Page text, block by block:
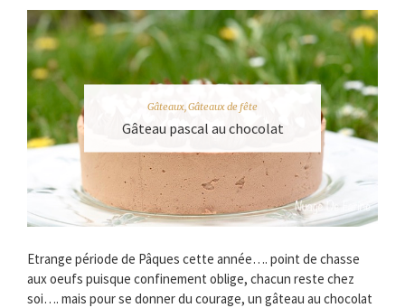
Gâteaux Gâteaux de fête
Gâteau pascal au chocolat
Etrange période de Pâques cette année…. point de chasse
aux oeufs puisque confinement oblige, chacun reste chez
soi…. mais pour se donner du courage, un gâteau au chocolat